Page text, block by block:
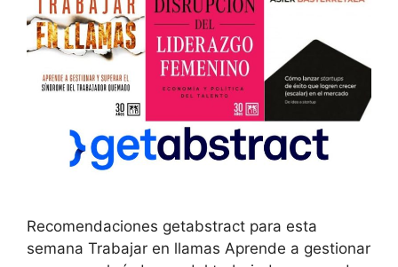
Recomendaciones getabstract para esta
semana Trabajar en llamas Aprende a gestionar